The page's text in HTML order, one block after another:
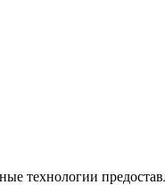
технологии